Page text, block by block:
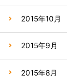
2015年10月
2015年9月
2015年8月